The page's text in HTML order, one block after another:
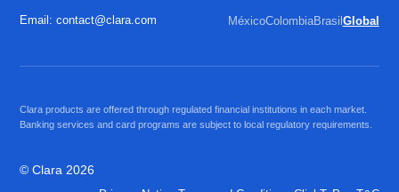
Email: contact@clara.com MéxicoColombiaBrasilGlobal
Clara products are offered through regulated financial institutions in each market.
Banking services and card programs are subject to local regulatory requirements.
© Clara 2026